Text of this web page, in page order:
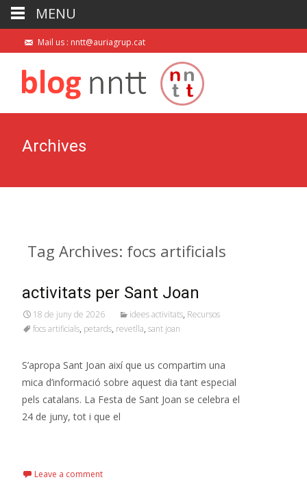
Mail us : nntt@auriagrup.cat
Archives
Tag Archives: focs artificials
activitats per Sant Joan
18 de juny de 2026 idees activitats, Recursos
focs artificials, petards, revetlla, sant joan
S’apropa Sant Joan així que us compartim una
mica d’informació sobre aquest dia tant especial
pels catalans. La Festa de Sant Joan se celebra el
24 de juny, tot i que el
Leave a comment
MENU